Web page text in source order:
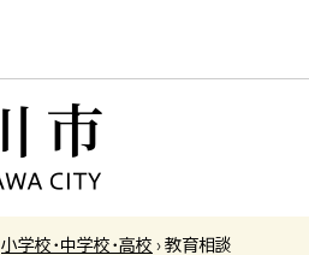
小学校・中学校・高校 › 教育相談